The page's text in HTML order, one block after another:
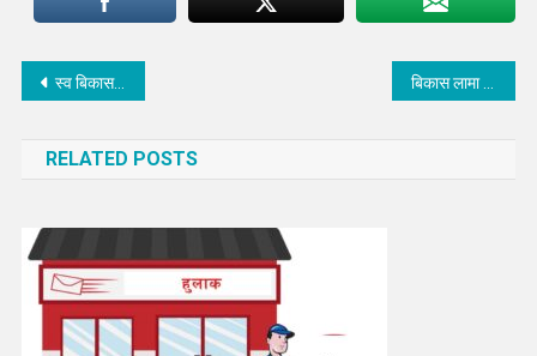
Post
स्व बिकास लामा सच्चा र जनप्रिय नेता हुनुहुन्थ्यो : नेता गोर्खाली
RELATED POSTS